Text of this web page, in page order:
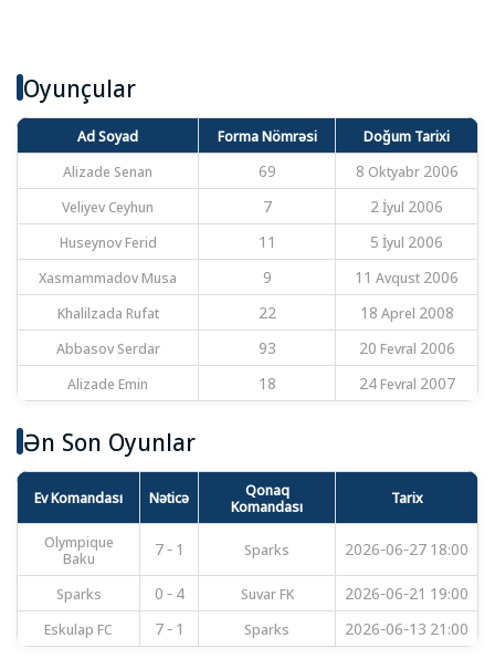
Oyunçular
Ad Soyad Forma Nömrəsi
Doğum Tarixi
Alizade Senan
69
8 Oktyabr 2006
Veliyev Ceyhun
7
2 İyul 2006
Huseynov Ferid
11
5 İyul 2006
Xasmammadov Musa
9
11 Avqust 2006
Khalilzada Rufat
22
18 Aprel 2008
Abbasov Serdar
93
20 Fevral 2006
Alizade Emin
18 24 Fevral 2007
Ən Son Oyunlar
Ev Komandası Nəticə Qonaq
Komandası Tarix
Olympique
Baku 7 - 1 Sparks 2026-06-27 18:00
Sparks 0 - 4 Suvar FK
2026-06-21 19:00
Eskulap FC
7 - 1 Sparks 2026-06-13 21:00